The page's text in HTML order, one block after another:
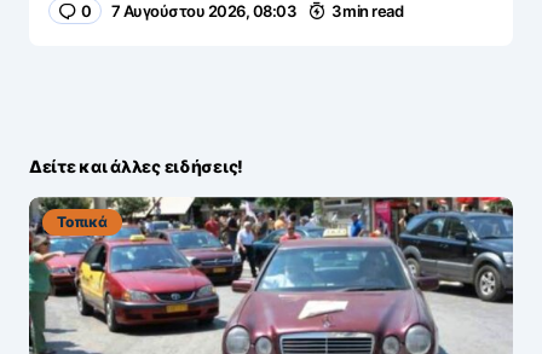
0 7 Αυγούστου 2026, 08:03 3 min read
Δείτε και άλλες ειδήσεις!
Τοπικά